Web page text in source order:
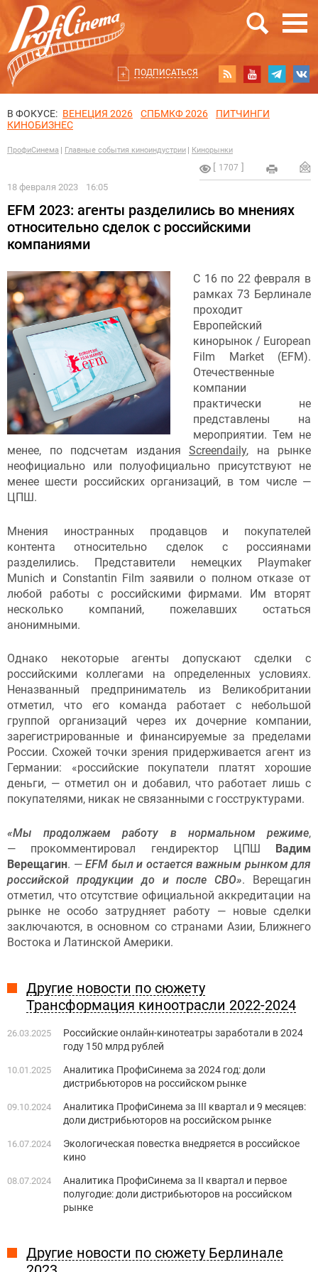
ПОДПИСАТЬСЯ
В ФОКУСЕ: ВЕНЕЦИЯ 2026 СПБМКФ 2026
ПИТЧИНГИ
КИНОБИЗНЕС
ПрофиСинема Главные события киноиндустрии Кинорынки
1707
18 февраля 2023 16:05
EFM 2023: агенты разделились во мнениях
относительно сделок с российскими
компаниями
С 16 по 22 февраля в
рамках 73 Берлинале
проходит
Европейский
кинорынок / European
Film Market (EFM).
Отечественные
компании
практически не
представлены на
мероприятии. Тем не
менее, по подсчетам издания Screendaily, на рынке
неофициально или полуофициально присутствуют не
менее шести российских организаций, в том числе —
ЦПШ.
Мнения иностранных продавцов и покупателей
контента относительно сделок с россиянами
разделились. Представители немецких Playmaker
Munich и Constantin Film заявили о полном отказе от
любой работы с российскими фирмами. Им вторят
несколько компаний, пожелавших остаться
анонимными.
Однако некоторые агенты допускают сделки с
российскими коллегами на определенных условиях.
Неназванный предприниматель из Великобритании
отметил, что его команда работает с небольшой
группой организаций через их дочерние компании,
зарегистрированные и финансируемые за пределами
России. Схожей точки зрения придерживается агент из
Германии: «российские покупатели платят хорошие
деньги, — отметил он и добавил, что работает лишь с
покупателями, никак не связанными с госструктурами.
«Мы продолжаем работу в нормальном режиме,
— прокомментировал гендиректор ЦПШ Вадим
Верещагин. — EFM был и остается важным рынком для
российской продукции до и после СВО». Верещагин
отметил, что отсутствие официальной аккредитации на
рынке не особо затрудняет работу — новые сделки
заключаются, в основном со странами Азии, Ближнего
Востока и Латинской Америки.
Другие новости по сюжету
Трансформация киноотрасли 2022-2024
26.03.2025
Российские онлайн-кинотеатры заработали в 2024
году 150 млрд рублей
10.01.2025
Аналитика ПрофиСинема за 2024 год: доли
дистрибьюторов на российском рынке
09.10.2024
Аналитика ПрофиСинема за III квартал и 9 месяцев:
доли дистрибьюторов на российском рынке
16.07.2024
Экологическая повестка внедряется в российское
кино
08.07.2024
Аналитика ПрофиСинема за II квартал и первое
полугодие: доли дистрибьюторов на российском
рынке
Другие новости по сюжету Берлинале